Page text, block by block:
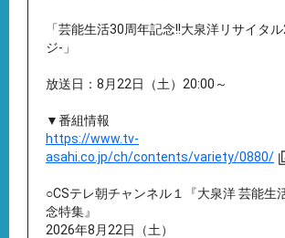
「芸能生活30周年記念!!大泉洋リサイタ
ジ-」
放送日：8月22日（土）20:00～
▼番組情報
https://www.tv-
asahi.co.jp/ch/contents/variety/0880/
○CSテレ朝チャンネル１『大泉洋 芸能生
念特集』
2026年8月22日（土）